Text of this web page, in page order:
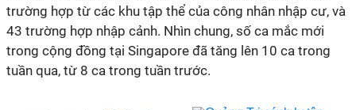
trường hợp từ các khu tập thể của công nhân nhập cư, và
43 trường hợp nhập cảnh. Nhìn chung, số ca mắc mới
trong cộng đồng tại Singapore đã tăng lên 10 ca trong
tuần qua, từ 8 ca trong tuần trước.